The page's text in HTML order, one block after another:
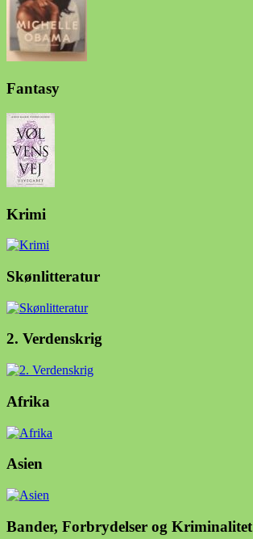
Fantasy
Krimi
Skønlitteratur
2. Verdenskrig
Afrika
Asien
Bander, Forbrydelser og Kriminalitet